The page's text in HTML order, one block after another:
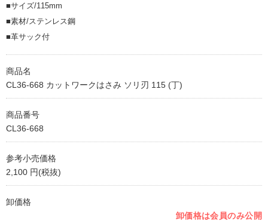
■サイズ/115mm
■素材/ステンレス鋼
■革サック付
商品名
CL36-668 カットワークはさみ ソリ刃 115 (丁)
商品番号
CL36-668
参考小売価格
2,100 円(税抜)
卸価格
卸価格は会員のみ公開